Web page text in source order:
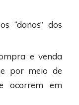
“donos” dos
e venda
por meio de
ocorrem em